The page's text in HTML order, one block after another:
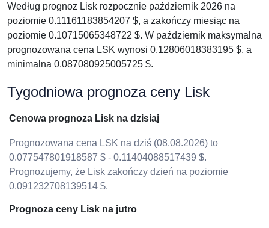
Według prognoz Lisk rozpocznie październik 2026 na
poziomie 0.11161183854207 $, a zakończy miesiąc na
poziomie 0.10715065348722 $. W październik maksymalna
prognozowana cena LSK wynosi 0.12806018383195 $, a
minimalna 0.087080925005725 $.
Tygodniowa prognoza ceny Lisk
Cenowa prognoza Lisk na dzisiaj
Prognozowana cena LSK na dziś (08.08.2026) to
0.077547801918587 $ - 0.11404088517439 $.
Prognozujemy, że Lisk zakończy dzień na poziomie
0.091232708139514 $.
Prognoza ceny Lisk na jutro